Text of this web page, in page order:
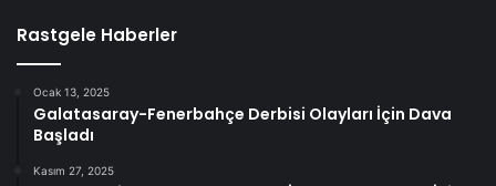
Rastgele Haberler
Ocak 13, 2025
Galatasaray-Fenerbahçe Derbisi Olayları İçin Dava
Başladı
Kasım 27, 2025